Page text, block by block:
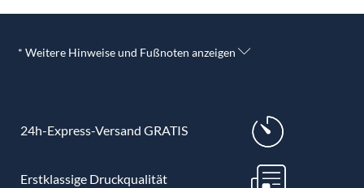
* Weitere Hinweise und Fußnoten anzeigen
24h-Express-Versand GRATIS
Erstklassige Druckqualität